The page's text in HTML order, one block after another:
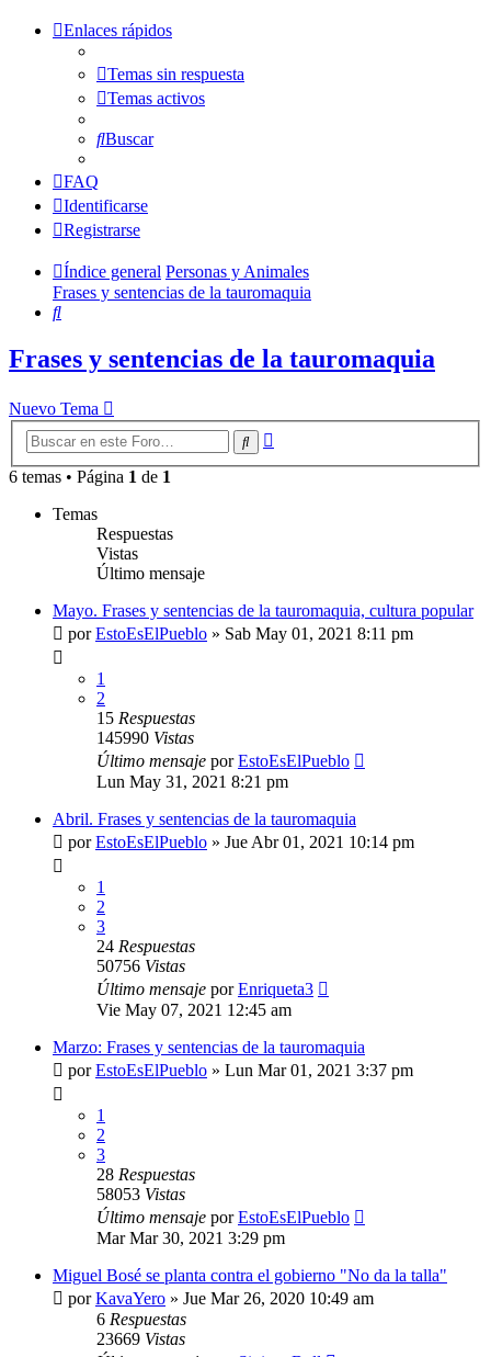
Enlaces rápidos
Temas sin respuesta
Temas activos
Buscar
FAQ
Identificarse
Registrarse
Índice general Personas y Animales
Frases y sentencias de la tauromaquia
Buscar
Frases y sentencias de la tauromaquia
Nuevo Tema
Buscar
6 temas • Página 1 de 1
Temas
Respuestas
Vistas
Último mensaje
Mayo. Frases y sentencias de la tauromaquia, cultura popular
porEstoEsElPueblo » Sab May 01, 2021 8:11 pm
1
2
15 Respuestas
145990 Vistas
Último mensaje porEstoEsElPueblo
Lun May 31, 2021 8:21 pm
Abril. Frases y sentencias de la tauromaquia
porEstoEsElPueblo » Jue Abr 01, 2021 10:14 pm
1
2
3
24 Respuestas
50756 Vistas
Último mensaje porEnriqueta3
Vie May 07, 2021 12:45 am
Marzo: Frases y sentencias de la tauromaquia
porEstoEsElPueblo » Lun Mar 01, 2021 3:37 pm
1
2
3
28 Respuestas
58053 Vistas
Último mensaje porEstoEsElPueblo
Mar Mar 30, 2021 3:29 pm
Miguel Bosé se planta contra el gobierno "No da la talla"
porKavaYero » Jue Mar 26, 2020 10:49 am
6 Respuestas
23669 Vistas